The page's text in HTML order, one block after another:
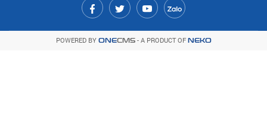
POWERED BY ONECMS- A PRODUCT OF NEKO